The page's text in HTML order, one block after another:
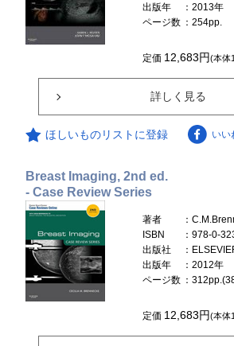
出版年
：2013年
ページ数 ：254pp.
定価 12,683円(本体
詳しく見る
ほしいものリストに登録 いい
Breast Imaging, 2nd ed.
- Case Review Series
著者
：
ISBN
：978-0-
出版社
：
出版年
：2012年
ページ数 ：
定価 12,683円(本体